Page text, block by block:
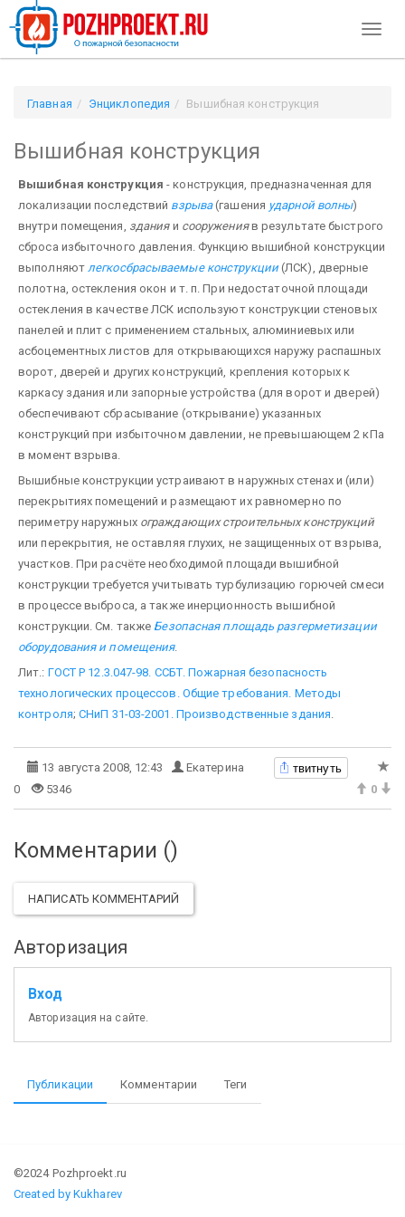
Главная Энциклопедия Вышибная конструкция
Вышибная конструкция
Вышибная конструкция - конструкция, предназначенная для
локализации последствий взрыва(гашения ударной волны)
внутри помещения, зданияи сооруженияв результате быстрого
сброса избыточного давления. Функцию вышибной конструкции
выполняют легкосбрасываемые конструкции(ЛСК), дверные
полотна, остекления окон и т. п. При недостаточной площади
остекления в качестве ЛСК используют конструкции стеновых
панелей и плит с применением стальных, алюминиевых или
асбоцементных листов для от­крывающихся наружу распашных
ворот, дверей и других конструкций, крепления которых к
каркасу здания или запорные устройства (для ворот и дверей)
обеспечивают сбрасывание (открывание) указанных
конструкций при избыточном давлении, не превышающем 2 кПа
в момент взрыва.
Вышибные конструкции устраивают в наружных стенах и (или)
перекрытиях помещений и размещают их равномерно по
периметру наружныхограждающих строительных конструкций
или перекрытия, не оставляя глухих, не защищенных от взрыва,
участков. При расчёте необходимой площади вышибной
конструкции требуется учитывать турбулизацию горючей смеси
в процессе выброса, а также инерционность вышибной
конструкции. См. также Безопасная площадь разгерметизации
оборудования и помещения.
Лит.: ГОСТ Р 12.3.047-98. ССБТ. Пожарная безопасность
технологических процессов. Общие требования. Методы
контроля;СНиП 31-03-2001. Производственные здания
13 августа 2008, 12:43 Екатерина твитнуть
0 5346 0
Комментарии ()
НАПИСАТЬ КОММЕНТАРИЙ
Авторизация
Вход
Авторизация на сайте.
Публикации Комментарии Теги
©2024 Pozhproekt.ru
Created by Kukharev